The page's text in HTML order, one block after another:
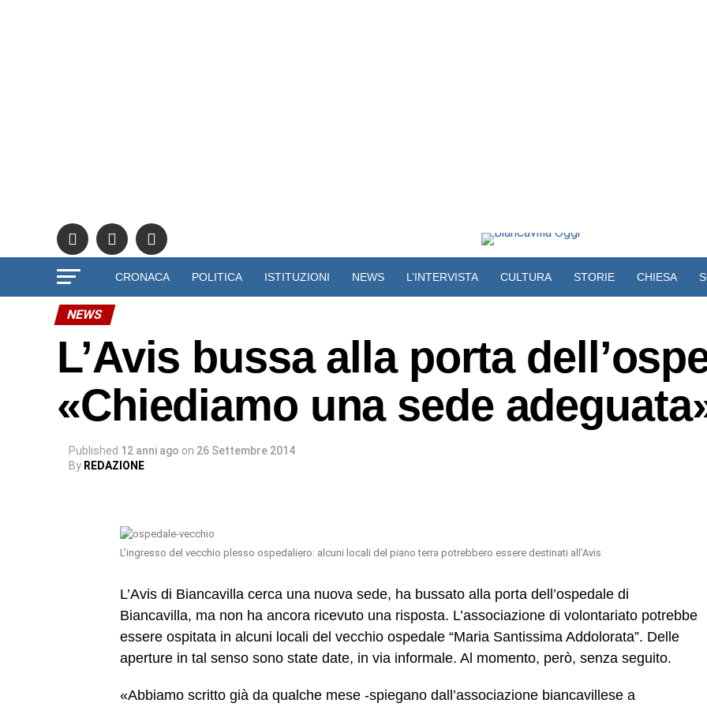
CRONACA POLITICA ISTITUZIONI NEWS L’INTERVISTA CULTURA STORIE CHIESA
NEWS
L’Avis bussa alla porta
«Chiediamo una sede
Published 12 anni ago on 26 Settembre 2014
By REDAZIONE
L’ingresso del vecchio plesso ospedaliero: alcuni locali del piano terra potrebbero essere destinati all’Avis
L’Avis di Biancavilla cerca una nuova sede, ha bussato alla porta dell’ospedale di
Biancavilla, ma non ha ancora ricevuto una risposta. L’associazione di volontariato potrebbe
essere ospitata in alcuni locali del vecchio ospedale “Maria Santissima Addolorata”. Delle
aperture in tal senso sono state date, in via informale. Al momento, però, senza seguito.
«Abbiamo scritto già da qualche mese -spiegano dall’associazione biancavillese a